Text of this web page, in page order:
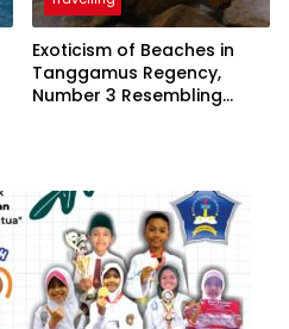
Exoticism of Beaches in
Tanggamus Regency,
Number 3 Resembling